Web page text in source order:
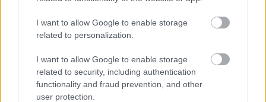
I want to allow Google to enable storage
related to personalization.
I want to allow Google to enable storage
related to security, including authentication
functionality and fraud prevention, and other
user protection.
Paradicsomos sültbrokkoli-főzelék
szatmariferi•2014. február 10.
Hivatalosan nem brokkolit akartam főzni, de
hétvégéről maradt a hűtőben és muszáj voltam
elhasználni. Persze nem igazán okozott problémát,